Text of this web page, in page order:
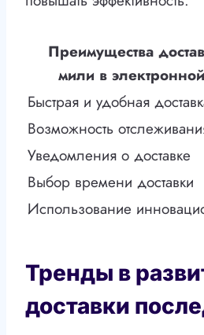
Преимущества
мили в
Быстрая и удобная
Возможность
Уведомления о доставке
Выбор времени доставки
Использование
Тренды в
доставки